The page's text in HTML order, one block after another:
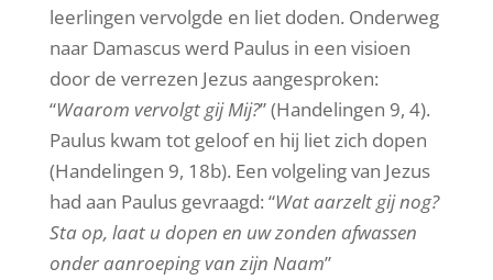
leerlingen vervolgde en liet doden. Onderweg
naar Damascus werd Paulus in een visioen
door de verrezen Jezus aangesproken:
“Waarom vervolgt gij Mij?” (Handelingen 9, 4).
Paulus kwam tot geloof en hij liet zich dopen
(Handelingen 9, 18b). Een volgeling van Jezus
had aan Paulus gevraagd: “Wat aarzelt gij nog?
Sta op, laat u dopen en uw zonden afwassen
onder aanroeping van zijn Naam”